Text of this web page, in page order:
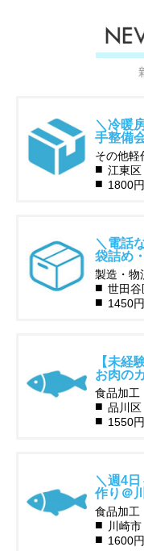
＼冷暖
手整備
その他軽
江東区
1800
＼電話
袋詰め
製造・物
世田谷
1450
【未経
お肉の
食品加工
品川区
1550
＼週4
作り＠
食品加工
川崎市
1600